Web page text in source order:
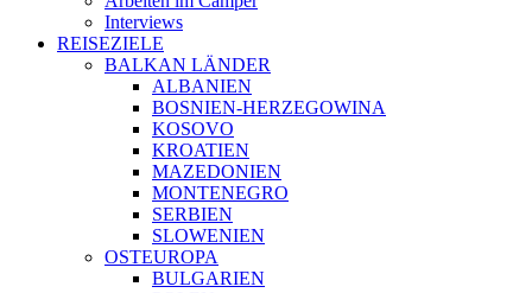
Interviews
REISEZIELE
BALKAN LÄNDER
ALBANIEN
BOSNIEN-HERZEGOWINA
KOSOVO
KROATIEN
MAZEDONIEN
MONTENEGRO
SERBIEN
SLOWENIEN
OSTEUROPA
BULGARIEN